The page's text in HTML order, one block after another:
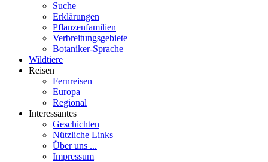
Suche
Erklärungen
Pflanzenfamilien
Verbreitungsgebiete
Botaniker-Sprache
Wildtiere
Reisen
Fernreisen
Europa
Regional
Interessantes
Geschichten
Nützliche Links
Über uns ...
Impressum